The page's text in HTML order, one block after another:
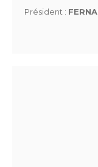
Président :